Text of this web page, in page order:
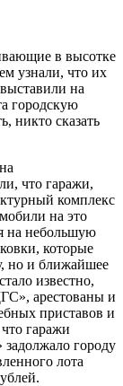
в высотке
узнали, что их
на
городскую
никто сказать
что гаражи,
комплекс
на это
на небольшую
которые
но и ближайшее
известно,
арестованы и
приставов и
гаражи
городу
лота